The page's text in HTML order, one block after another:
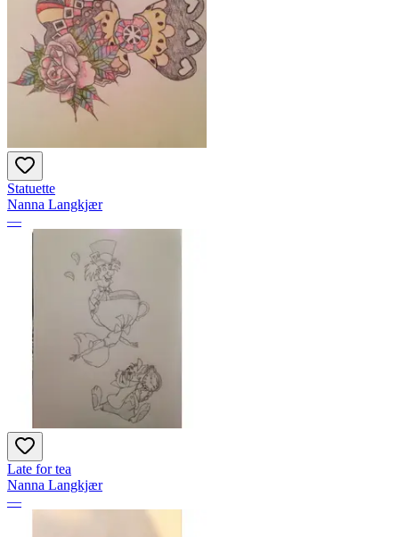
Statuette
Nanna Langkjær
—
Late for tea
Nanna Langkjær
—